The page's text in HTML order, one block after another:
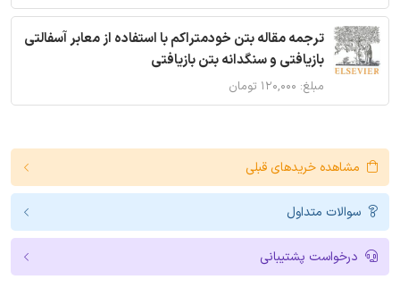
ترجمه مقاله بتن خودمتراکم با استفاده از معابر آسفالتی
بازیافتی و سنگدانه بتن بازیافتی
مبلغ: ۱۲۰,۰۰۰ تومان
مشاهده خریدهای قبلی
سوالات متداول
درخواست پشتیبانی